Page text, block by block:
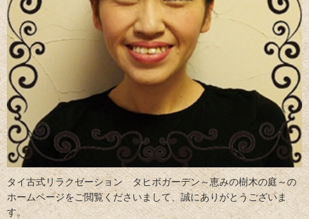
タイ古式リラクゼーション タヒボガーデン～恵みの樹木の庭～の
ホームページをご閲覧くださいまして、誠にありがとうございま
す。